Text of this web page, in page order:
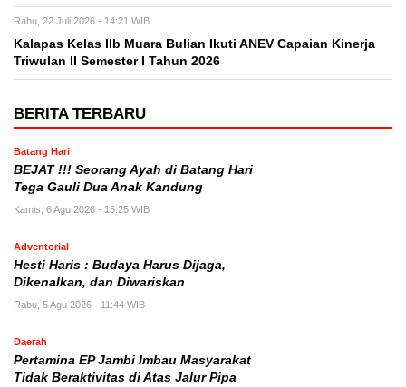
Rabu, 22 Juli 2026 - 14:21 WIB
Kalapas Kelas IIb Muara Bulian Ikuti ANEV Capaian Kinerja
Triwulan II Semester I Tahun 2026
BERITA TERBARU
Batang Hari
BEJAT !!! Seorang Ayah di Batang Hari
Tega Gauli Dua Anak Kandung
Kamis, 6 Agu 2026 - 15:25 WIB
Adventorial
Hesti Haris : Budaya Harus Dijaga,
Dikenalkan, dan Diwariskan
Rabu, 5 Agu 2026 - 11:44 WIB
Daerah
Pertamina EP Jambi Imbau Masyarakat
Tidak Beraktivitas di Atas Jalur Pipa